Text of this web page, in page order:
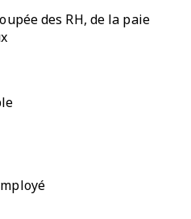
des RH, de la paie